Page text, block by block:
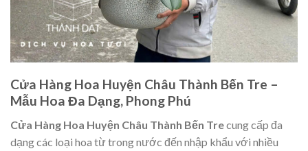
Cửa Hàng Hoa Huyện Châu Thành Bến Tre –
Mẫu Hoa Đa Dạng, Phong Phú
Cửa Hàng Hoa Huyện Châu Thành Bến Trecung cấp đa
dạng các loại hoa từ trong nước đến nhập khẩu với nhiều